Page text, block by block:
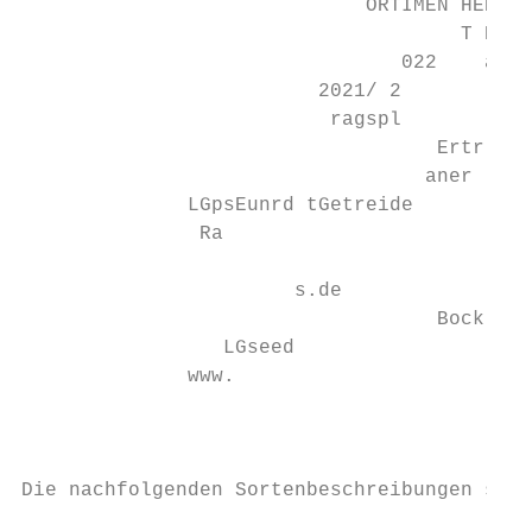
ORTIMEN HEN
T
022    ag!
                         2021/ 2
                          ragspl
                                   Ertr auf
                                  aner
              LGpsEunrd tGetreide
               Ra
                       s.de
                                   Bock
                 LGseed
              www.
Die nachfolgenden Sortenbeschreibungen